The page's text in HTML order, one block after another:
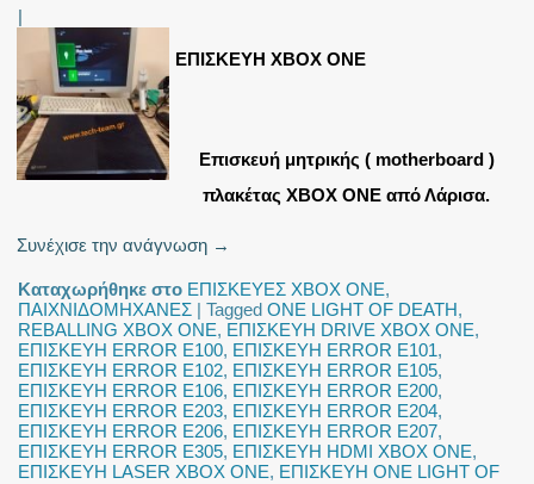
|
ΕΠΙΣΚΕΥΗ XBOX ONE
Eπισκευή μητρικής ( motherboard )
πλακέτας XBOX ONE από Λάρισα.
Συνέχισε την ανάγνωση →
Καταχωρήθηκε στο ΕΠΙΣΚΕΥΕΣ XBOX ONE,
ΠΑΙΧΝΙΔΟΜΗΧΑΝΕΣ |Tagged ONE LIGHT OF DEATH,
REBALLING XBOX ONE, ΕΠΙΣΚΕΥΗ DRIVE XBOX ONE,
ΕΠΙΣΚΕΥΗ ERROR E100, ΕΠΙΣΚΕΥΗ ERROR E101,
ΕΠΙΣΚΕΥΗ ERROR E102, ΕΠΙΣΚΕΥΗ ERROR E105,
ΕΠΙΣΚΕΥΗ ERROR E106, ΕΠΙΣΚΕΥΗ ERROR E200,
ΕΠΙΣΚΕΥΗ ERROR E203, ΕΠΙΣΚΕΥΗ ERROR E204,
ΕΠΙΣΚΕΥΗ ERROR E206, ΕΠΙΣΚΕΥΗ ERROR E207,
ΕΠΙΣΚΕΥΗ ERROR E305, ΕΠΙΣΚΕΥΗ HDMI XBOX ONE,
ΕΠΙΣΚΕΥΗ LASER XBOX ONE, ΕΠΙΣΚΕΥΗ ONE LIGHT OF